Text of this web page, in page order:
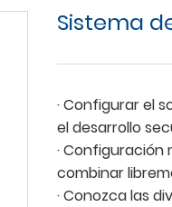
Sistema
· Configurar el
el desarrollo
· Configuración
combinar
· Conozca las